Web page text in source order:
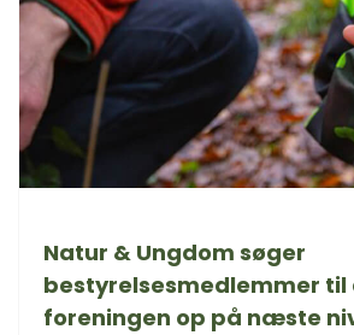
Natur & Ungdom søger
bestyrelsesmedlemmer til
foreningen op på næste